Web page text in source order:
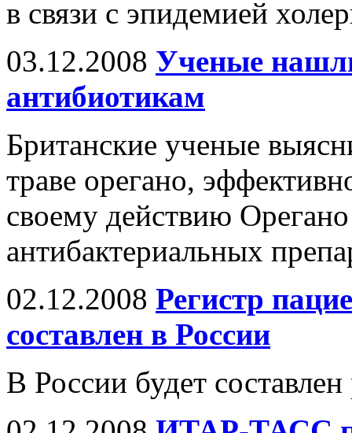
в связи с эпидемией
03.12.2008 Ученые
антибиотикам
Британские ученые
траве орегано,
своему действию
антибактериальных
02.12.2008 Регистр
составлен в России
В России будет